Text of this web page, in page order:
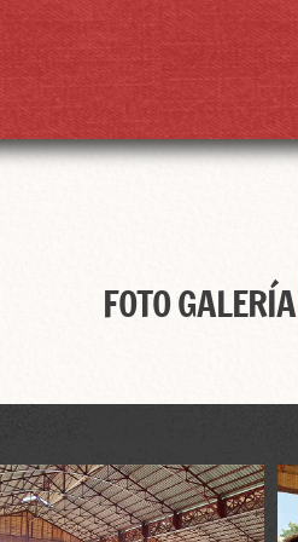
FOTO GALERÍA